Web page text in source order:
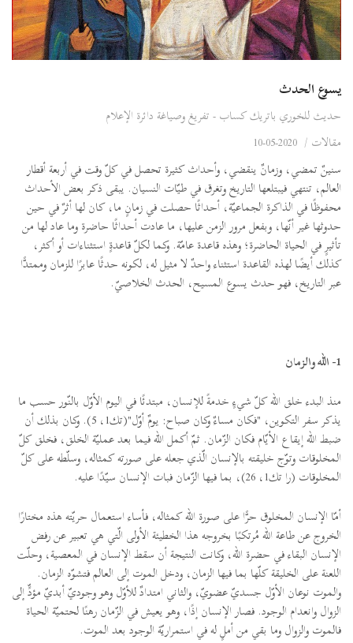
يسوع الحدث
حديث للخوري باتريك كساب - تفريغ وصياغة دائرة الإعلام
مقالات /
سنينٌ تمضي، وزمانٌ ينقضي، وأحداث كثيرة تحصل في كلّ وقت في أربعة أقطار
العالم، تنتهي فيبتلعها التاريخ وتغرق في طيّات النسيان. يبقى ذكر بعض الأحداث
محفوظًا في الذاكرة الجماعيّة، أحداثًا حصلت في زمانٍ ما، كان لها أثرٌ في حين
حدوثها غير أنّها، وبفعل مرور الزمن عليها، ما عادت أحداثًا حاضرة وما عاد لها من
تأثيرٍ في الحياة الحاضرة؛ وهذه قاعدة عامّة. وكما لكلّ قاعدةٍ استثناءات أو أكثر،
كذلك أيضًا لهذه القاعدة استثناء واحدٌ لا مثيل له، لكونه حدثًا عابرًا للزمان وممتدًّا
عبر التاريخ، فهو حدث يسوع المسيح، الحدث الخلاصيّ.
1- الله والزمان
منذ البدء خلق الله كلّ شيءٍ خدمةً للإنسان، مبتدئًا في اليوم الأوّل بالنّور حسب ما
يذكر سفر التكوين، "فكان مساءٌ وكان صباح: يومٌ أوّل"(تك1، 5). وكان بذلك أن
ضبط الله إيقاع الأيّام فكان الزّمان. ثمّ أكمل الله فيما بعد عمليّة الخلق، فخلق كلّ
المخلوقات وتوّج خليقته بالإنسان الّذي جعله على صورته كمثاله، وسلّطه على كلّ
المخلوقات (را تك1، 26)، بما فيها الزّمان فبات الإنسان سيّدًا عليه.
أمّا الإنسان المخلوق حرًّا على صورة الله كمثاله، فأساء استعمال حريّته هذه مختارًا
الخروج عن طاعة الله مُرتكبًا بخروجه هذا الخطيئة الأولى الّتي هي تعبير عن رفض
الإنسان البقاء في حضرة الله، وكانت النتيجة أن سقط الإنسان في المعصية، وحلّت
اللعنة على الخليقة كلّها بما فيها الزمان، ودخل الموت إلى العالم فتشوّه الزمان.
والموت نوعان الأوّل جسديّ عضويّ، والثاني امتدادٌ للأوّل وهو وجوديّ أبديّ مؤدٍّ إلى
الزوال وانعدام الوجود. فصار الإنسان إذًا، وهو يعيش في الزّمان رهنًا لحتميّة الحياة
فالموت والزوال وما بقي من أملٍ له في استمراريّة الوجود بعد الموت.